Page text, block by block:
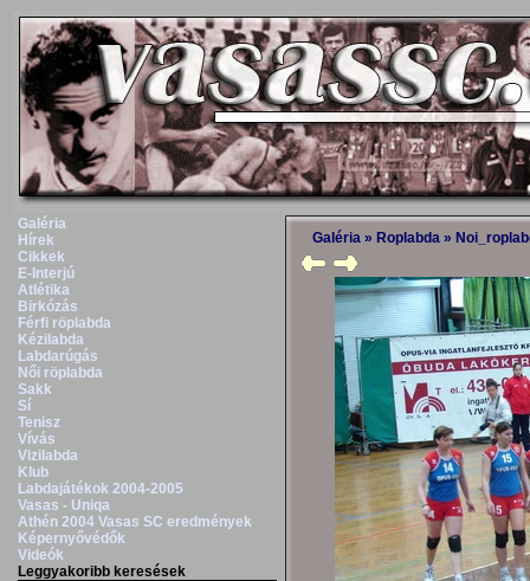
Galéria
Hírek
Cikkek
E-Interjú
Atlétika
Birkózás
Férfi röplabda
Kézilabda
Labdarúgás
Női röplabda
Sakk
Sí
Tenisz
Vívás
Vizilabda
Klub
Labdajátékok 2004-2005
Vasas - Uniqa
Athén 2004 Vasas SC eredmények
Képernyővédők
Videók
Leggyakoribb keresések
Galéria » Roplabda »